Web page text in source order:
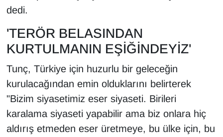
dedi.
'TERÖR BELASINDAN
KURTULMANIN EŞİĞİNDEYİZ'
Tunç, Türkiye için huzurlu bir geleceğin
kurulacağından emin olduklarını belirterek
"Bizim siyasetimiz eser siyaseti. Birileri
karalama siyaseti yapabilir ama biz onlara hiç
aldırış etmeden eser üretmeye, bu ülke için, bu